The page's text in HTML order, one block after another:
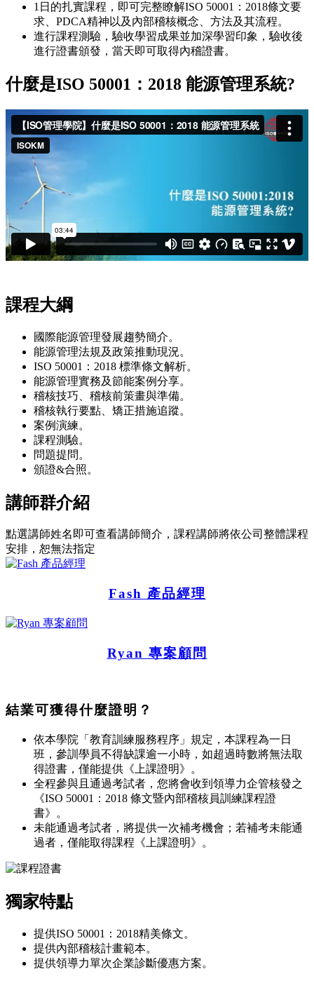
1日的扎實課程，即可完整瞭解ISO 50001：2018條文要
求、PDCA精神以及內部稽核概念、方法及其流程。
進行課程測驗，驗收學習成果並加深學習印象，驗收後
進行證書頒發，當天即可取得內稽證書。
什麼是ISO 50001：2018 能源管理系統?
課程大綱
國際能源管理發展趨勢簡介。
能源管理法規及政策推動現況。
ISO 50001：2018 標準條文解析。
能源管理實務及節能案例分享。
稽核技巧、稽核前策畫與準備。
稽核執行要點、矯正措施追蹤。
案例演練。
課程測驗。
問題提問。
頒證&合照。
講師群介紹
點選講師姓名即可查看講師簡介，課程講師將依公司整體課程
安排，恕無法指定
Fash 產品經理
Ryan 專案顧問
結業可獲得什麼證明？
依本學院「教育訓練服務程序」規定，本課程為一日
班，參訓學員不得缺課逾一小時，如超過時數將無法取
得證書，僅能提供《上課證明》。
全程參與且通過考試者，您將會收到領導力企管核發之
《ISO 50001：2018 條文暨內部稽核員訓練課程證
書》。
未能通過考試者，將提供一次補考機會；若補考未能通
過者，僅能取得課程《上課證明》。
獨家特點
提供ISO 50001：2018精美條文。
提供內部稽核計畫範本。
提供領導力單次企業診斷優惠方案。